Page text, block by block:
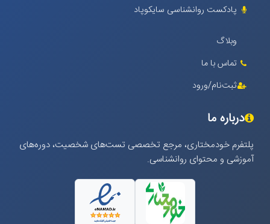
پادکست روانشناسی سایکوپاد
وبلاگ
تماس با ما
ثبت‌نام/ورود
درباره ما
پلتفرم خودمختاری، مرجع تخصصی تست‌های شخصیت، دوره‌های
آموزشی و محتوای روانشناسی.